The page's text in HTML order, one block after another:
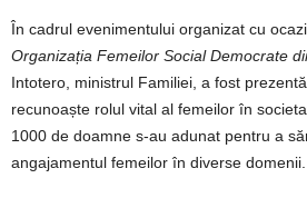
În cadrul evenimentului organizat cu
Organizația Femeilor Social Democrate
Intotero, ministrul Familiei, a fost
recunoaște rolul vital al femeilor în
1000 de doamne s-au adunat pentru a
angajamentul femeilor în diverse domenii.